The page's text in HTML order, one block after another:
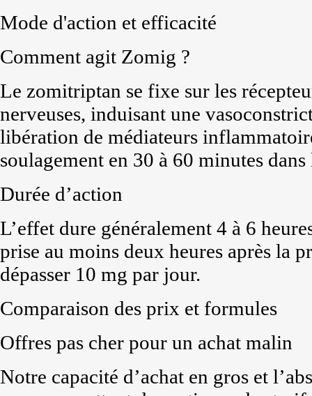
Mode d'action et efficacité
Comment agit Zomig ?
Le zomitriptan se fixe sur les
nerveuses, induisant une
libération de médiateurs
soulagement en 30 à 60 minutes
Durée d’action
L’effet dure généralement 4 à 6
prise au moins deux heures après la
dépasser 10 mg par jour.
Comparaison des prix et formules
Offres pas cher pour un achat malin
Notre capacité d’achat en gros et